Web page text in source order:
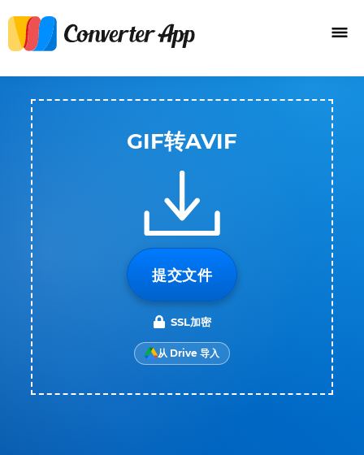
GIF转AVIF
提交文件
SSL加密
从 Drive 导入